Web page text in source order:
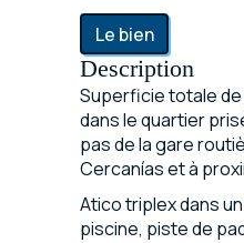
Le bien
Description
Superficie totale de
dans le quartier
pas de la gare
Cercanías et à
Atico triplex dans
piscine, piste de